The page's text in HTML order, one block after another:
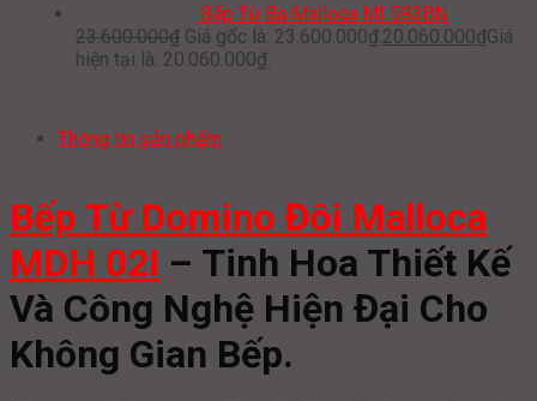
Bếp Từ Ba Malloca MI 593BN
23.600.000₫ Giá gốc là: 23.600.000₫. 20.060.000₫Giá
hiện tại là: 20.060.000₫.
Thông tin sản phẩm
Bếp Từ Domino Đôi Malloca
MDH 02I – Tinh Hoa Thiết Kế
Và Công Nghệ Hiện Đại Cho
Không Gian Bếp.